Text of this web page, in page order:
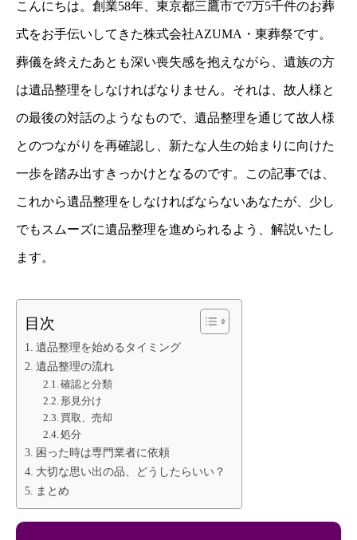
こんにちは。創業58年、東京都三鷹市で7万5千件のお葬
式をお手伝いしてきた株式会社AZUMA・東葬祭です。
葬儀を終えたあとも深い喪失感を抱えながら、遺族の方
は遺品整理をしなければなりません。それは、故人様と
の最後の対話のようなもので、遺品整理を通じて故人様
とのつながりを再確認し、新たな人生の始まりに向けた
一歩を踏み出すきっかけとなるのです。この記事では、
これから遺品整理をしなければならないあなたが、少し
でもスムーズに遺品整理を進められるよう、解説いたし
ます。
目次
遺品整理を始めるタイミング
遺品整理の流れ
確認と分類
形見分け
買取、売却
処分
困った時は専門業者に依頼
大切な思い出の品、どうしたらいい？
まとめ